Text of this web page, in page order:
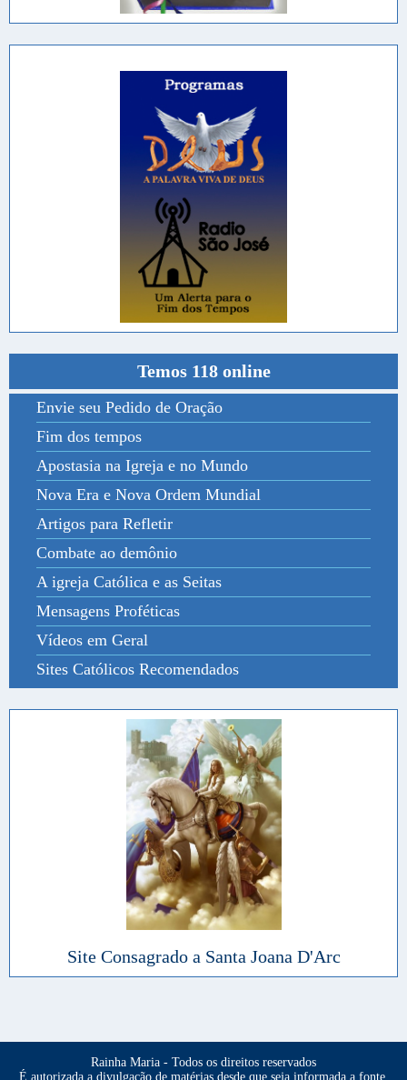
Temos 118 online
Envie seu Pedido de Oração
Fim dos tempos
Apostasia na Igreja e no Mundo
Nova Era e Nova Ordem Mundial
Artigos para Refletir
Combate ao demônio
A igreja Católica e as Seitas
Mensagens Proféticas
Vídeos em Geral
Sites Católicos Recomendados
Site Consagrado a Santa Joana D'Arc
Rainha Maria - Todos os direitos reservados
É autorizada a divulgação de matérias desde que seja informada a fonte.